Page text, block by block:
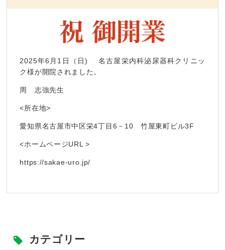
2025年6月1日（日) 名古屋栄内科泌尿器科クリニッ
ク様が開院されました。
周 志強先生
<所在地>
愛知県名古屋市中区栄4丁目6－10 竹屋東町ビル3F
<ホームページURL >
https://sakae-uro.jp/
カテゴリー